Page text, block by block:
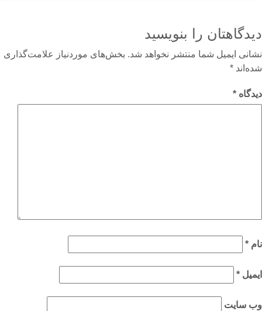
را بنویسید
ایمیل شما منتشر نخواهد شد. بخش‌های موردنیاز علامت‌گذاری
*
*
*
*
سایت